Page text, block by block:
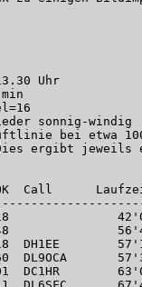
Uhr
sonnig-windig
bei etwa 100
ergibt jeweils
Call
DH1EE
DL9OCA
DC1HR